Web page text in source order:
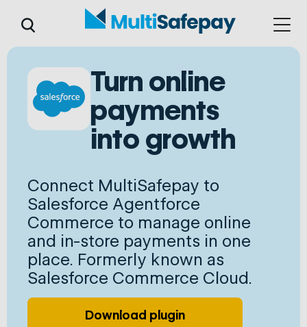
Turn online
payments
into growth
Connect MultiSafepay to
Salesforce Agentforce
Commerce to manage online
and in-store payments in one
place. Formerly known as
Salesforce Commerce Cloud.
Download plugin